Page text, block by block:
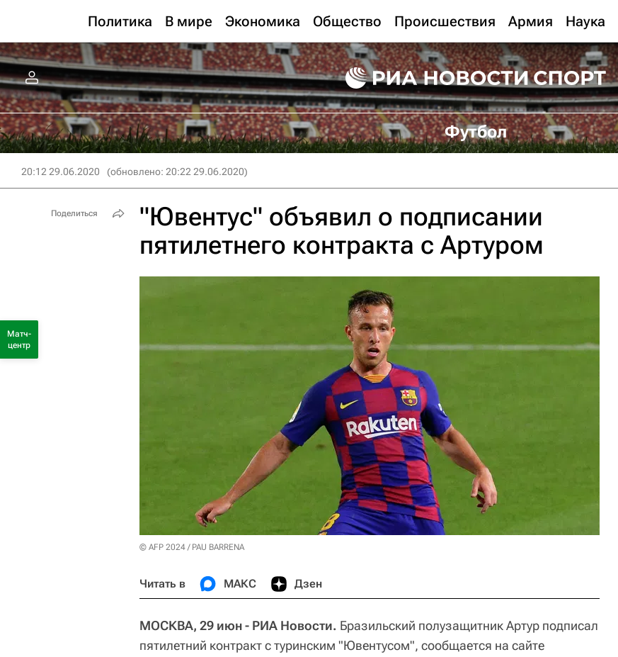
Политика В мире Экономика Общество Происшествия Армия Наука
Футбол
20:12 29.06.2020 (обновлено: 20:22 29.06.2020)
"Ювентус" объявил о подписании
пятилетнего контракта с Артуром
© AFP 2024 / PAU BARRENA
Читать в МАКС Дзен
МОСКВА, 29 июн - РИА Новости. Бразильский полузащитник Артур подписал
пятилетний контракт с туринским "Ювентусом", сообщается на сайте
Поделиться
Матч-
центр